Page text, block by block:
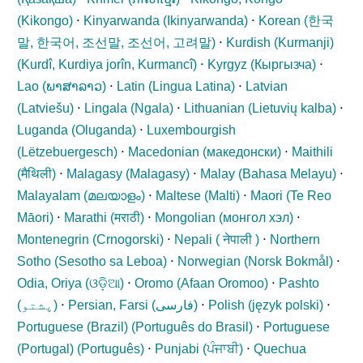
(Kikongo) ⋅ Kinyarwanda ( Ikinyarwanda) ⋅ Korean (한국
말, 한국어, 조선말, 조선어, 고려말) ⋅ Kurdish (Kurmanji)
(Kurdî, Kurdiya jorîn, Kurmancî) ⋅ Kyrgyz (Кыргызча) ⋅
Lao (ພາສາລາວ) ⋅ Latin (Lingua Latina) ⋅ Latvian
(Latviešu) ⋅ Lingala (Ngala) ⋅ Lithuanian (Lietuvių kalba) ⋅
Luganda (Oluganda) ⋅ Luxembourgish
(Lëtzebuergesch) ⋅ Macedonian (македонски) ⋅ Maithili
(मैथिली) ⋅ Malagasy (Malagasy) ⋅ Malay (Bahasa Melayu) ⋅
Malayalam (മലയാളം) ⋅ Maltese (Malti) ⋅ Maori (Te Reo
Māori) ⋅ Marathi (मराठी) ⋅ Mongolian (монгол хэл) ⋅
Montenegrin (Crnogorski) ⋅ Nepali (नेपाली ) ⋅ Northern
Sotho (Sesotho sa Leboa) ⋅ Norwegian (Norsk Bokmål ) ⋅
Odia, Oriya (ଓଡ଼ିଆ) ⋅Oromo (Afaan Oromoo) ⋅ Pashto
(پشتو ) ⋅ Persian, Farsi (فارسی) ⋅ Polish (język polski) ⋅
Portuguese (Brazil) (Português do Brasil ) ⋅ Portuguese
(Portugal) (Português) ⋅ Punjabi (ਪੰਜਾਬੀ) ⋅Quechua